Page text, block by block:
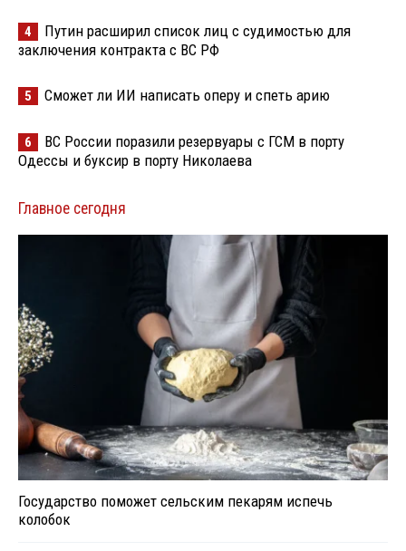
4
Путин расширил список лиц с судимостью для
заключения контракта с ВС РФ
5 Сможет ли ИИ написать оперу и спеть арию
6
ВС России поразили резервуары с ГСМ в порту
Одессы и буксир в порту Николаева
Главное сегодня
Государство поможет сельским пекарям испечь
колобок